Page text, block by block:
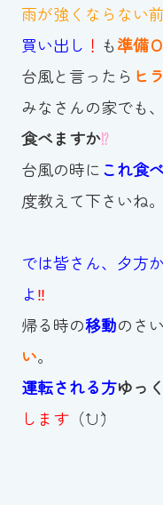
雨が強くならない
買い出し ！ も準備
台風と言ったら ヒ
みなさんの家でも、
食べますか⁉
台風の時にこれ食
度教えて下さいね。
では皆さん、夕方
よ‼
帰る時の移動のさ
い。
運転される方ゆっ
します（ˆ∪ˆ）